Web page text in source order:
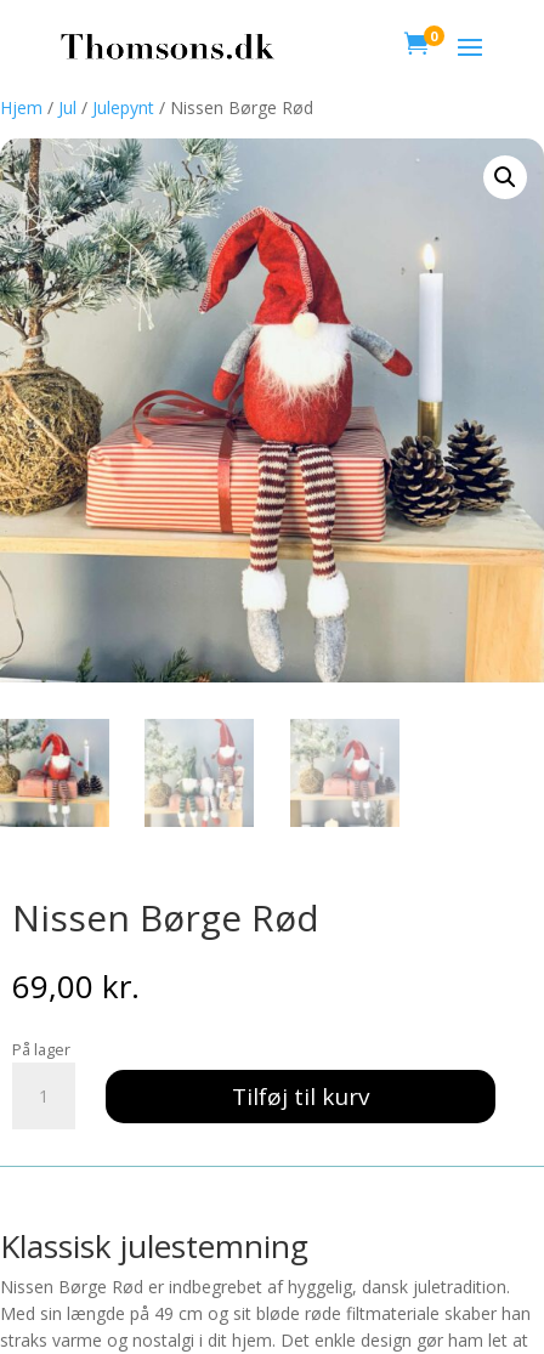
0
Hjem / Jul / Julepynt / Nissen Børge Rød
Nissen Børge Rød
69,00 kr.
På lager
Børge
Tilføj til kurv
Klassisk julestemning
Nissen Børge Rød er indbegrebet af hyggelig, dansk juletradition.
Med sin længde på 49 cm og sit bløde røde filtmateriale skaber han
straks varme og nostalgi i dit hjem. Det enkle design gør ham let at